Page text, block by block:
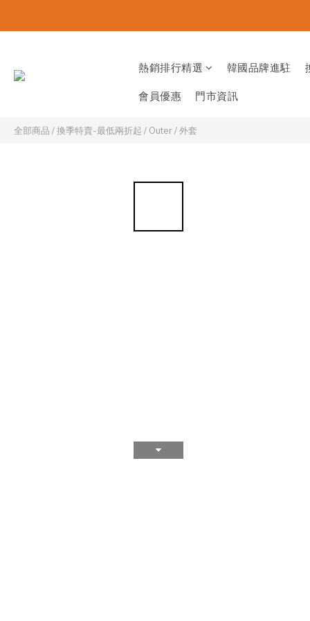
熱銷排行精選 韓國品牌進駐
會員優惠 門市資訊
全部商品 /換季特賣-最低兩折起 / Outer / 外套